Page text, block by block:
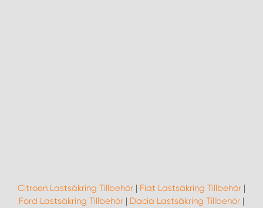
Citroen Lastsäkring Tillbehör | Fiat Lastsäkring Tillbehör |
Ford Lastsäkring Tillbehör | Dacia Lastsäkring Tillbehör |